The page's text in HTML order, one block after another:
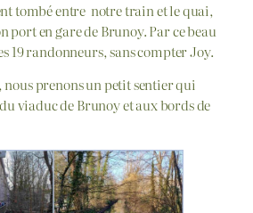
tombé entre notre train et le quai,
port en gare de Brunoy. Par ce beau
19 randonneurs, sans compter Joy.
prenons un petit sentier qui
viaduc de Brunoy et aux bords de